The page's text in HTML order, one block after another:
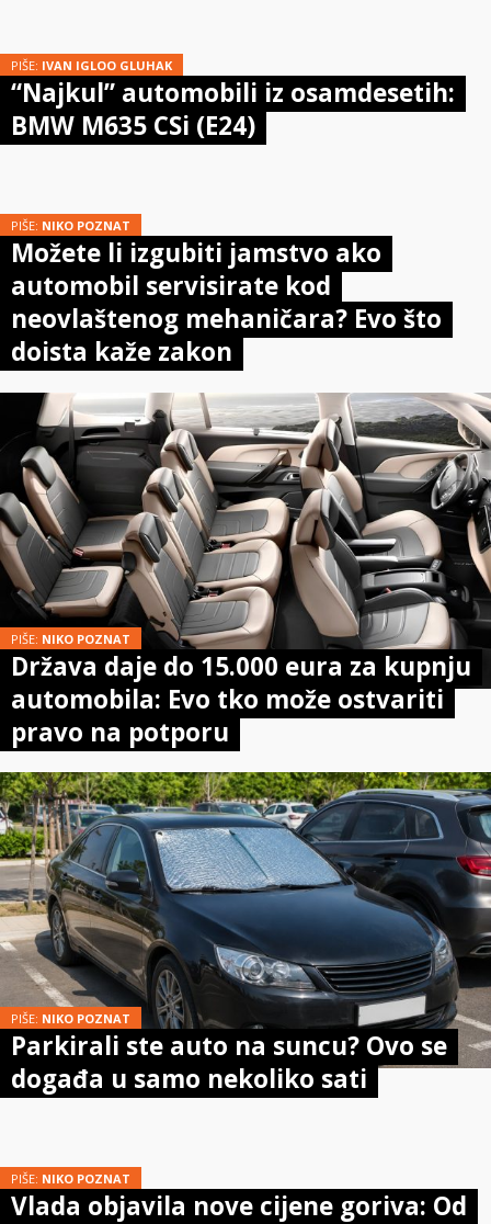
PIŠE: IVAN IGLOO GLUHAK
“Najkul” automobili iz osamdesetih:
BMW M635 CSi (E24)
PIŠE: NIKO POZNAT
Možete li izgubiti jamstvo ako
automobil servisirate kod
neovlaštenog mehaničara? Evo što
doista kaže zakon
PIŠE: NIKO POZNAT
Država daje do 15.000 eura za kupnju
automobila: Evo tko može ostvariti
pravo na potporu
PIŠE: NIKO POZNAT
Parkirali ste auto na suncu? Ovo se
događa u samo nekoliko sati
PIŠE: NIKO POZNAT
Vlada objavila nove cijene goriva: Od